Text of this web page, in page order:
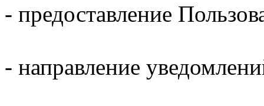
- предоставление
- направление